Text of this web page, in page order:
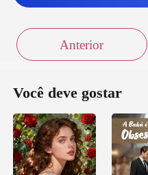
Anterior
Você deve gostar